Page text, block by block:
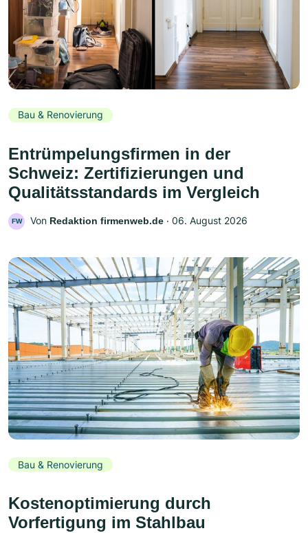
Bau & Renovierung
Entrümpelungsfirmen in der
Schweiz: Zertifizierungen und
Qualitätsstandards im Vergleich
FW Von Redaktion firmenweb.de ‧ 06. August 2026
Bau & Renovierung
Kostenoptimierung durch
Vorfertigung im Stahlbau